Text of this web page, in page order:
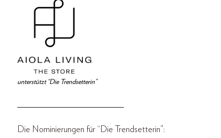
unterstützt “Die Trendsetterin”
________________________
Die Nominierungen für “Die Trendsetterin”: